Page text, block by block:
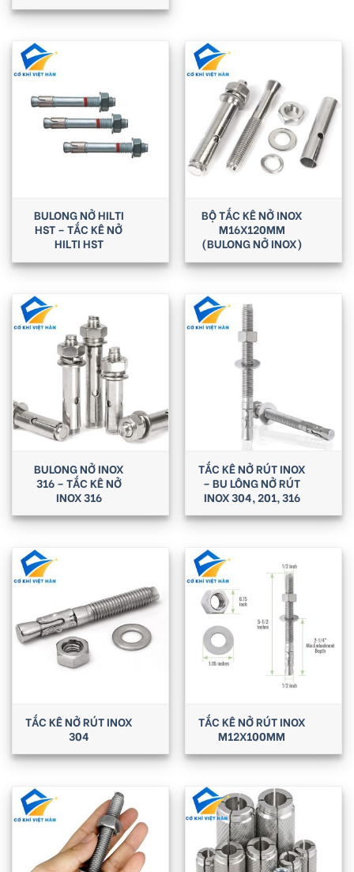
BULONG NỞ HILTI
HST – TẮC KÊ NỞ
HILTI HST
BỘ TẮC KÊ NỞ INOX
M16X120MM
(BULONG NỞ INOX)
BULONG NỞ INOX
316 – TẮC KÊ NỞ
INOX 316
TẮC KÊ NỞ RÚT INOX
– BU LÔNG NỞ RÚT
INOX 304, 201, 316
TẮC KÊ NỞ RÚT INOX
304
TẮC KÊ NỞ RÚT INOX
M12X100MM